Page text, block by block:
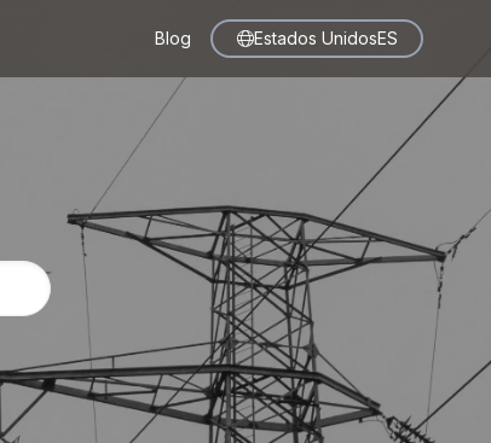
Blog Estados UnidosES